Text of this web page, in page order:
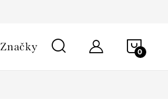
Značky